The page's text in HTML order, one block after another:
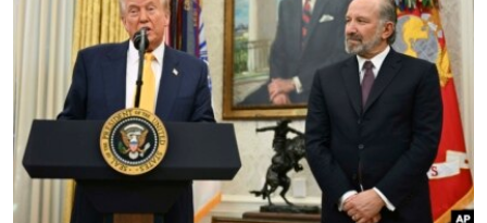
DEMOKRÁCIA
A PÉNZ NYOMÁBAN
EURÓPAI UNIÓ
VILÁG
KLÍMAVÁLTOZÁS
A MÚLT TANULSÁGAI